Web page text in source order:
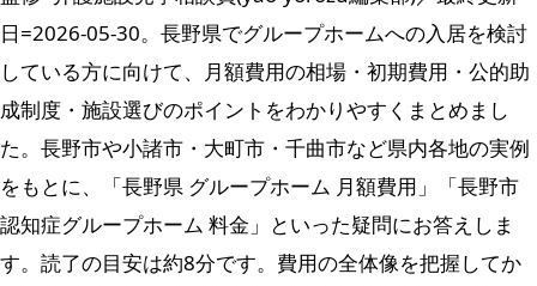
日=2026-05-30。長野県でグループホームへの入居を検討
している方に向けて、月額費用の相場・初期費用・公的助
成制度・施設選びのポイントをわかりやすくまとめまし
た。長野市や小諸市・大町市・千曲市など県内各地の実例
をもとに、「長野県 グループホーム 月額費用」「長野市
認知症グループホーム 料金」といった疑問にお答えしま
す。読了の目安は約8分です。費用の全体像を把握してか